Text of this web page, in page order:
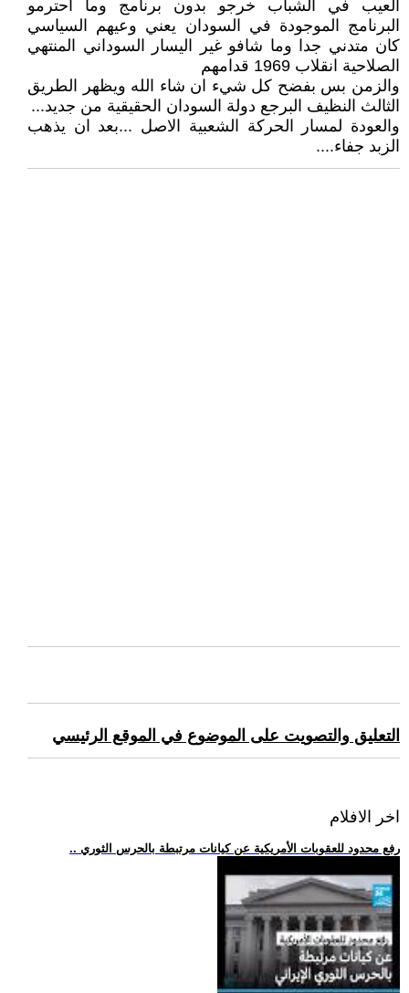
العيب في الشباب خرجو بدون برنامج وما احترمو
البرنامج الموجودة في السودان يعني وعيهم السياسي
كان متدني جدا وما شافو غير اليسار السوداني المنتهي
الصلاحية انقلاب 1969 قدامهم
والزمن بس بفضح كل شيء ان شاء الله ويظهر الطريق
الثالث النظيف البرجع دولة السودان الحقيقية من جديد...
والعودة لمسار الحركة الشعبية الاصل ...بعد ان يذهب
الزبد جفاء....
التعليق والتصويت على الموضوع في الموقع الرئيسي
اخر الافلام
.. رفع محدود للعقوبات الأمريكية عن كيانات مرتبطة بالحرس الثوري